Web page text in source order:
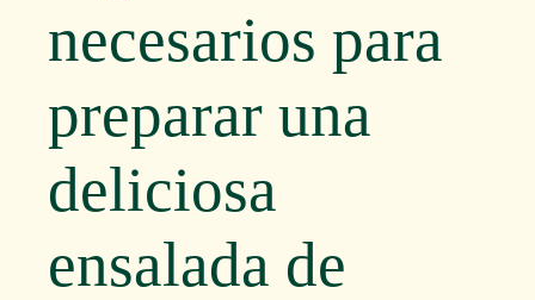
necesarios para
preparar una
deliciosa
ensalada de